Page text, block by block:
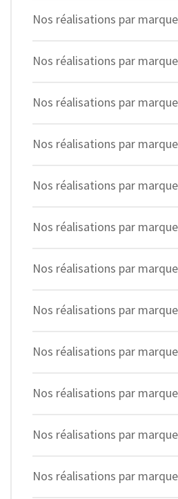
Nos réalisations par
Nos réalisations par
Nos réalisations par
Nos réalisations par
Nos réalisations par
Nos réalisations par
Nos réalisations par
Nos réalisations par
Nos réalisations par
Nos réalisations par
Nos réalisations par
Nos réalisations par